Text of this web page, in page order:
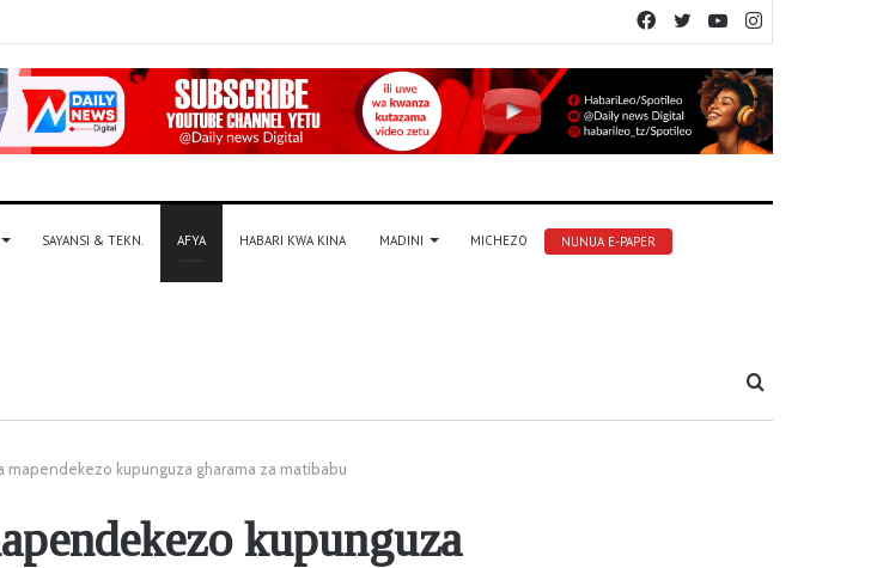
YouTube
Twitter
Facebook
SAYANSI & TEKN. AFYA HABARI KWA KINA MADINI MICHEZO NUNUA E-PAPER
Tafuta
mapendekezo kupunguza gharama za matibabu
kupunguza